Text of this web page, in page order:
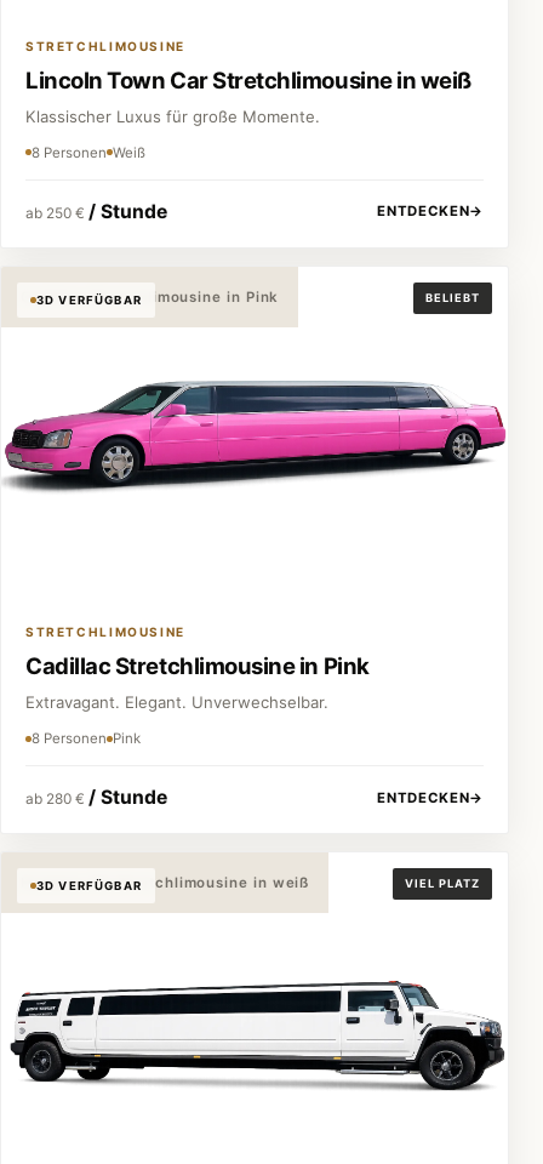
STRETCHLIMOUSINE
Lincoln Town Car Stretchlimousine in weiß
Klassischer Luxus für große Momente.
8 Personen Weiß
ab 250 € / Stunde ENTDECKEN→
Cadillac Stretchlimousine in Pink
3D VERFÜGBAR BELIEBT
STRETCHLIMOUSINE
Cadillac Stretchlimousine in Pink
Extravagant. Elegant. Unverwechselbar.
8 Personen Pink
ab 280 € / Stunde ENTDECKEN→
Hummer H2 Stretchlimousine in weiß
3D VERFÜGBAR VIEL PLATZ